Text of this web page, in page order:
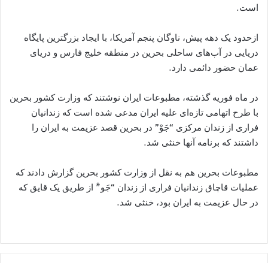
است.
ازحدود یک دهه پیش، ناوگان پنجم آمریکا، با ایجاد بزرگترین پایگاه
دریایی در آب‌های ساحلی بحرین در منطقه خلیج فارس و دریای
عمان حضور دائمی دارد.
در ماه فوریه گذشته، مطبوعات ایران نوشتند که وزارت کشور بحرین
با طرح اتهامی تازه‌ای علیه ایران مدعی شده است که زندانیان
فراری از زندان مرکزی “جَوْ” در بحرین قصد عزیمت به ایران را
داشتند که برنامه آنها خنثی شد.
مطبوعات بحرین هم به نقل از وزارت کشور بحرین گزارش دادند که
عملیات قاچاق زندانیان فراری از زندان “جَو”ْ از طریق یک قایق که
در حال عزیمت به ایران بود، خنثی شد.